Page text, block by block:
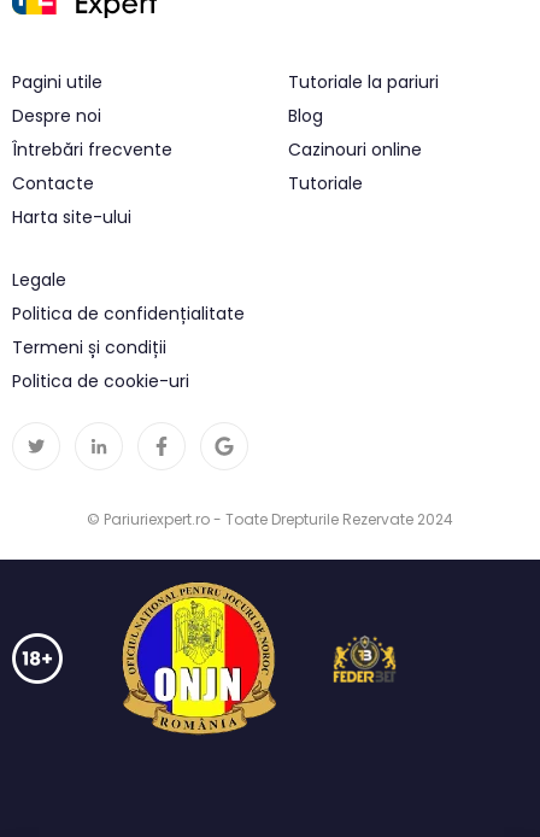
Pagini utile
Despre noi
Întrebări frecvente
Contacte
Harta site-ului
Tutoriale la pariuri
Blog
Cazinouri online
Tutoriale
Legale
Politica de confidențialitate
Termeni și condiții
Politica de cookie-uri
© Pariuriexpert.ro - Toate Drepturile Rezervate 2024